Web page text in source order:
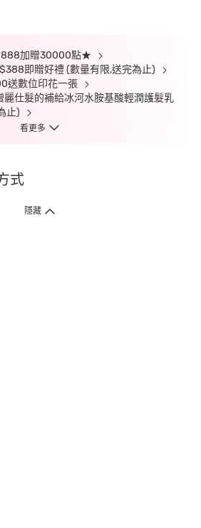
加贈30000點★
即贈好禮 (數量有限,送完為止)
送數位印花一張
麗仕髮的補給冰河水胺基酸輕潤護髮乳
止)
看更多
式
隱藏